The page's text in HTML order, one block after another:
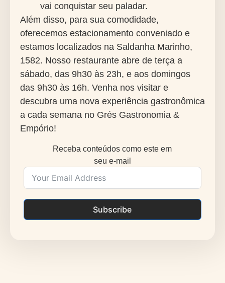
vai conquistar seu paladar.
Além disso, para sua comodidade,
oferecemos estacionamento conveniado e
estamos localizados na Saldanha Marinho,
1582. Nosso restaurante abre de terça a
sábado, das 9h30 às 23h, e aos domingos
das 9h30 às 16h. Venha nos visitar e
descubra uma nova experiência gastronômica
a cada semana no Grés Gastronomia &
Empório!
Receba conteúdos como este em
seu e-mail
Subscribe